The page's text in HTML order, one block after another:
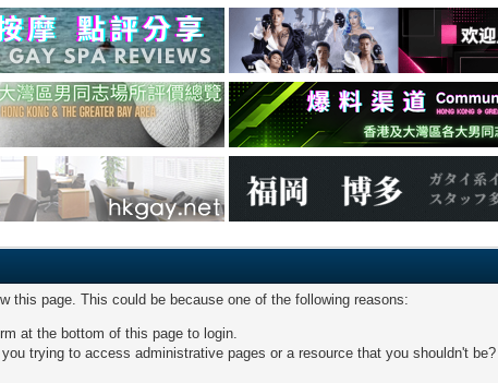
this page. This could be because one of the following reasons:
at the bottom of this page to login.
trying to access administrative pages or a resource that you shouldn't